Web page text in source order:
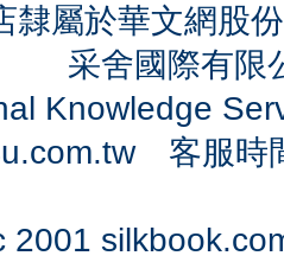
隸屬於華文網股
采舍國際有
Knowledge
客服時
2001